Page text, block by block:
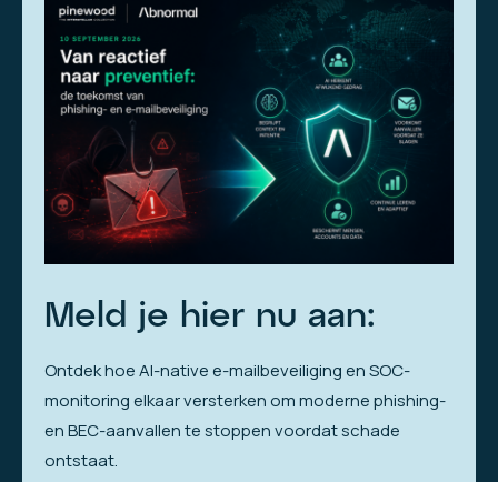
Meld je hier nu aan:
Ontdek hoe AI-native e-mailbeveiliging en SOC-
monitoring elkaar versterken om moderne phishing-
en BEC-aanvallen te stoppen voordat schade
ontstaat.